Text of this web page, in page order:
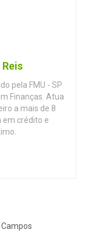
pela FMU - SP
Finanças. Atua
a mais de 8
em crédito e
Campos